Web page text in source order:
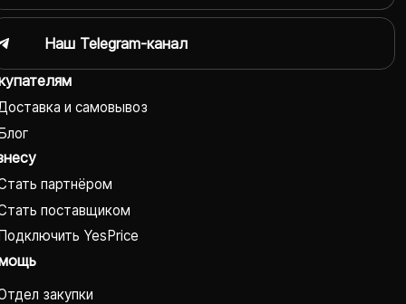
и самовывоз
партнёром
поставщиком
YesPrice
закупки
Наш Telegram-канал